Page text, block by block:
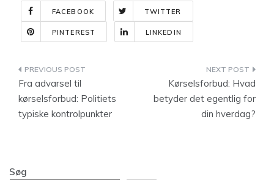
FACEBOOK TWITTER
PINTEREST LINKEDIN
Indlægsnavigation
Fra advarsel til
kørselsforbud: Politiets
typiske kontrolpunkter
Kørselsforbud: Hvad
betyder det egentlig for
din hverdag?
Søg